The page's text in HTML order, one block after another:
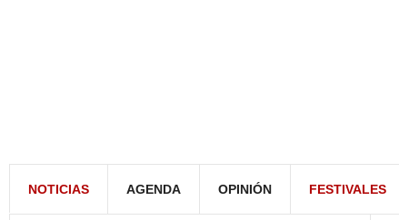
NOTICIAS AGENDA OPINIÓN FESTIVALES